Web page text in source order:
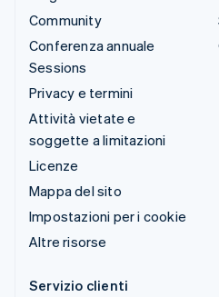
Community
Conferenza annuale
Sessions
Privacy e termini
Attività vietate e
soggette a limitazioni
Licenze
Mappa del sito
Impostazioni per i cookie
Altre risorse
Servizio clienti